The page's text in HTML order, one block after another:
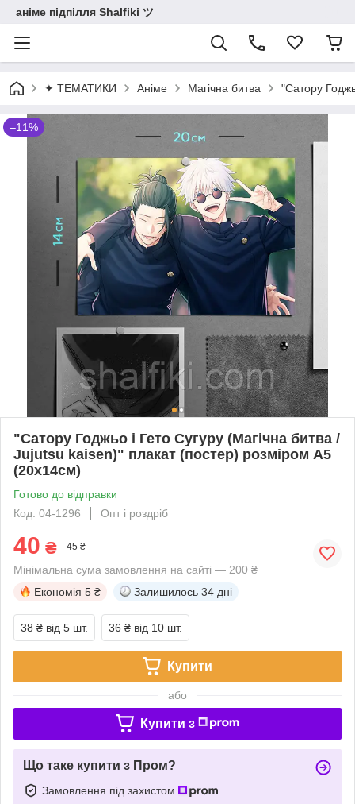
аніме підпілля Shalfiki ツ
✦ ТЕМАТИКИ Аніме Магічна битва "Сатору
–11%
"Сатору Годжьо і Гето Сугуру (Магічна битва /
Jujutsu kaisen)" плакат (постер) розміром А5
(20х14см)
Готово до відправки
Код: 04-1296
Опт і роздріб
40 ₴ 45 ₴
Мінімальна сума замовлення на сайті — 200 ₴
Економія 5 ₴ Залишилось 34 дні
38 ₴ від 5 шт. 36 ₴ від 10 шт.
Купити
або
Купити з
Що таке купити з Пром?
Замовлення під захистом